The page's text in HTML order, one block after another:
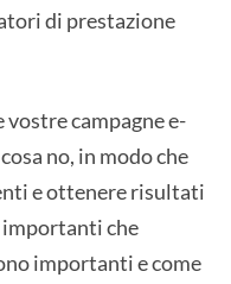
di prestazione
vostre campagne e-
no, in modo che
e ottenere risultati
che
importanti e come